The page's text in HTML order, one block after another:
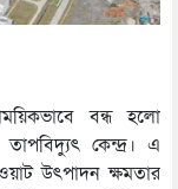
বন্ধ হলো
কেন্দ্র। এ
উৎপাদন ক্ষমতার